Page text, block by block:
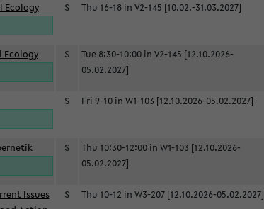
Ecology
S Thu 16-18 in V2-145 [10.02.-31.03.2027]
Ecology
S
Tue 8:30-10:00 in V2-145 [12.10.2026-
05.02.2027]
S Fri 9-10 in W1-103 [12.10.2026-05.02.2027]
S
Thu 10:30-12:00 in W1-103 [12.10.2026-
05.02.2027]
Issues
S Thu 10-12 in W3-207 [12.10.2026-05.02.2027]